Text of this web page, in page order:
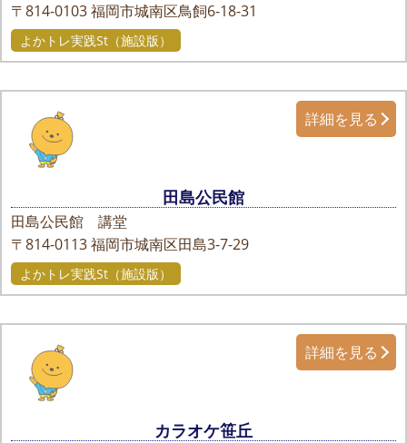
〒814-0103福岡市城南区鳥飼6-18-31
よかトレ実践St（施設版）
田島公民館
田島公民館 講堂
〒814-0113福岡市城南区田島3-7-29
詳細を見る
よかトレ実践St（施設版）
カラオケ笹丘
詳細を見る